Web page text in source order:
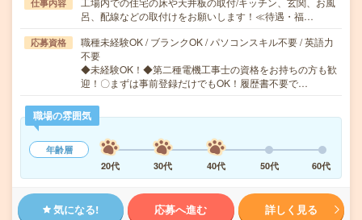
仕事内容
呂、配線などの取付けをお願いします！≪待遇・福…
応募資格
職種未経験OK / ブランクOK / パソコンスキル不要 / 英語力
不要
◆未経験OK！◆第二種電機工事士の資格をお持ちの方も歓
迎！〇まずは事前登録だけでもOK！履歴書不要で…
職場の雰囲気
年齢層
20代
30代 40代 50代 60代
気になる! 応募へ進む 詳しく見る